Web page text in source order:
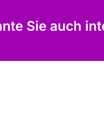
Sie auch